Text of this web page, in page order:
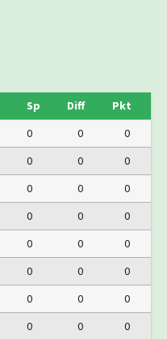
Sp Diff
Pkt
0 0
0
0 0
0
0 0
0
0 0
0
0 0
0
0 0
0
0 0
0
0 0
0